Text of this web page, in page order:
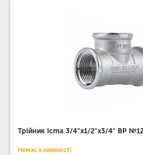
Трійник Icma 3/4"х1/2"х3/4" ВР
Немає в наявності